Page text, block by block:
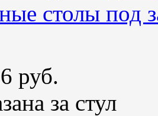
столы под
руб.
за стул